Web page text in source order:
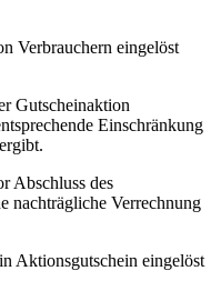
Verbrauchern eingelöst
Gutscheinaktion
Einschränkung
Abschluss des
nachträgliche Verrechnung
Aktionsgutschein eingelöst